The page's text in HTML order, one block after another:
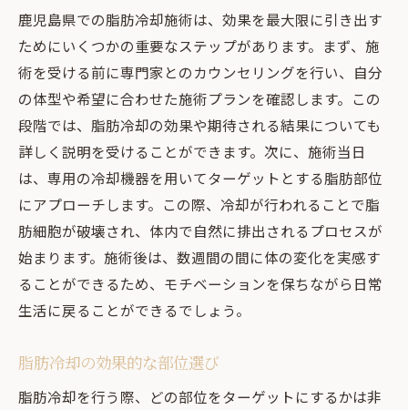
鹿児島県での脂肪冷却施術は、効果を最大限に引き出す
ためにいくつかの重要なステップがあります。まず、施
術を受ける前に専門家とのカウンセリングを行い、自分
の体型や希望に合わせた施術プランを確認します。この
段階では、脂肪冷却の効果や期待される結果についても
詳しく説明を受けることができます。次に、施術当日
は、専用の冷却機器を用いてターゲットとする脂肪部位
にアプローチします。この際、冷却が行われることで脂
肪細胞が破壊され、体内で自然に排出されるプロセスが
始まります。施術後は、数週間の間に体の変化を実感す
ることができるため、モチベーションを保ちながら日常
生活に戻ることができるでしょう。
脂肪冷却の効果的な部位選び
脂肪冷却を行う際、どの部位をターゲットにするかは非